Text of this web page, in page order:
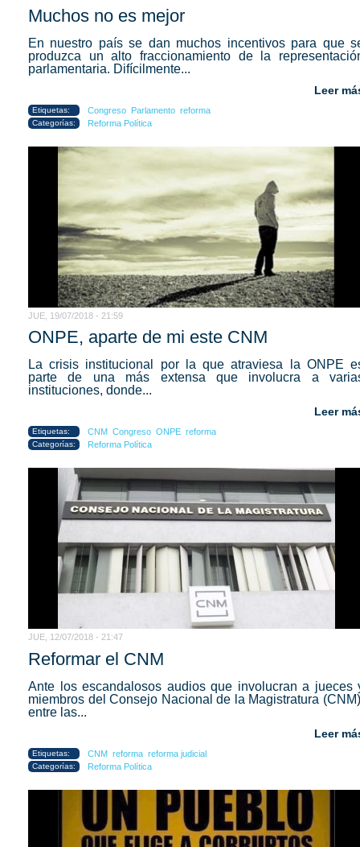
Muchos no es mejor
En nuestro país se dan muchos incentivos para que
produzca un alto fraccionamiento de la
parlamentaria. Difícilmente...
Leer
Etiquetas: Congreso Parlamento reforma
Categorías: Reforma Política
JUE, 19/07/2018 - 21:59
ONPE, aparte de mi este CNM
La crisis institucional por la que atraviesa la ONPE
parte de una más extensa que involucra a
instituciones, donde...
Leer
Etiquetas: CNM Congreso ONPE reforma
Categorías: Reforma Política
JUE, 12/07/2018 - 21:47
Reformar el CNM
Ante los escandalosos audios que involucran a jueces
miembros del Consejo Nacional de la Magistratura
entre las...
Leer
Etiquetas: CNM reforma reforma judicial
Categorías: Reforma Política